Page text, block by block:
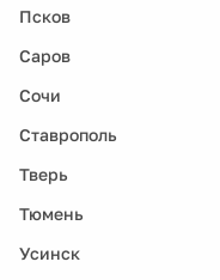
Псков
Саров
Сочи
Ставрополь
Тверь
Тюмень
Усинск